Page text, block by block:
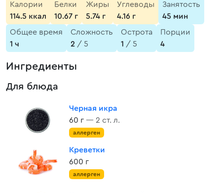
Калории
114.5 ккал
Белки
10.67 г
Жиры
5.74 г
Углеводы
4.16 г
Занятость
45 мин
Общее время
1 ч
Сложность
2 / 5
Острота
1 / 5
Порции
4
Ингредиенты
Для блюда
Черная икра
60 г — 2 ст. л.
аллерген
Креветки
600 г
аллерген